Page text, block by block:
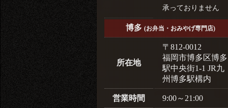
承っておりません
博多(お弁当・おみやげ専門店)
所在地
〒812-0012
福岡市博多区博多
駅中央街1-1 JR九
州博多駅構内
営業時間 9:00～21:00